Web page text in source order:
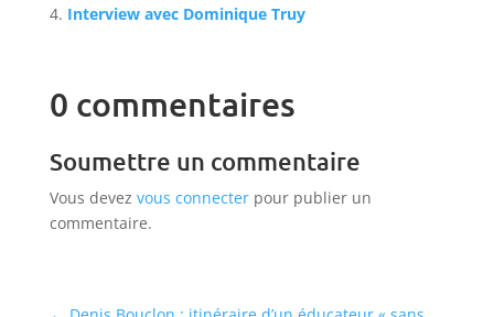
Interview avec Dominique Truy
0 commentaires
Soumettre un commentaire
Vous devez vous connecterpour publier un
commentaire.